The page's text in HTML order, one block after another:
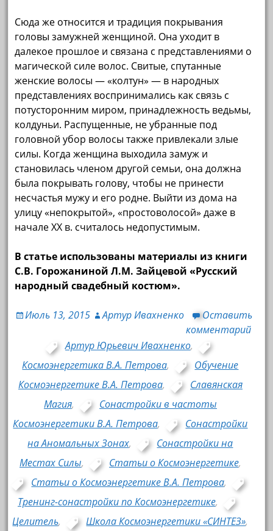
Сюда же относится и традиция покрывания
головы замужней женщиной. Она уходит в
далекое прошлое и связана с представлениями о
магической силе волос. Свитые, спутанные
женские волосы — «колтун» — в народных
представлениях воспринимались как связь с
потусторонним миром, принадлежность ведьмы,
колдуньи. Распущенные, не убранные под
головной убор волосы также привлекали злые
силы. Когда женщина выходила замуж и
становилась членом другой семьи, она должна
была покрывать голову, чтобы не принести
несчастья мужу и его родне. Выйти из дома на
улицу «непокрытой», «простоволосой» даже в
начале XX в. считалось недопустимым.
В статье использованы материалы из книги
С.В. Горожаниной Л.М. Зайцевой «Русский
народный свадебный костюм».
Июль 13, 2015 Артур Ивахненко
Оставить
комментарий
Артур Юрьевич Ивахненко,
Космоэнергетика В.А. Петрова,
Обучение
Космоэнергетике В.А. Петрова,
Славянская
Магия,
Сонастройки в частоты
Космоэнергетики В.А. Петрова,
Сонастройки
на Аномальных Зонах,
Сонастройки на
Местах Силы, Статьи о Космоэнергетике,
Статьи о Космоэнергетике В.А. Петрова,
Тренинг-сонастройки по Космоэнергетике,
Целитель, Школа Космоэнергетики «СИНТЕЗ»,